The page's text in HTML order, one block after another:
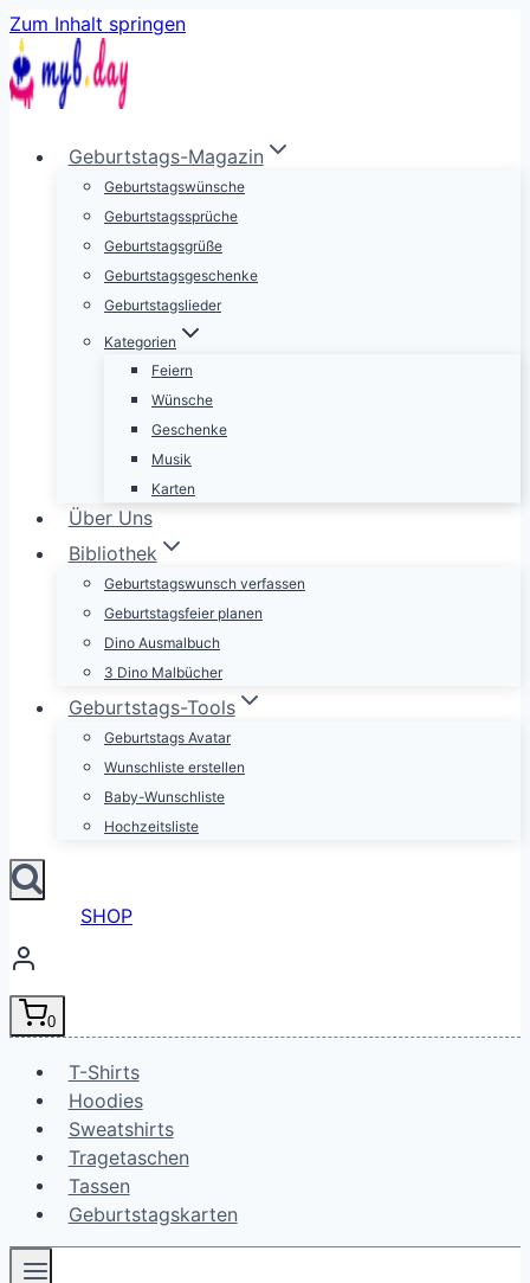
Zum Inhalt springen
Geburtstags-Magazin
Geburtstagswünsche
Geburtstagssprüche
Geburtstagsgrüße
Geburtstagsgeschenke
Geburtstagslieder
Kategorien
Feiern
Wünsche
Geschenke
Musik
Karten
Über Uns
Bibliothek
Geburtstagswunsch verfassen
Geburtstagsfeier planen
Dino Ausmalbuch
3 Dino Malbücher
Geburtstags-Tools
Geburtstags Avatar
Wunschliste erstellen
Baby-Wunschliste
Hochzeitsliste
SHOP
0
T-Shirts
Hoodies
Sweatshirts
Tragetaschen
Tassen
Geburtstagskarten